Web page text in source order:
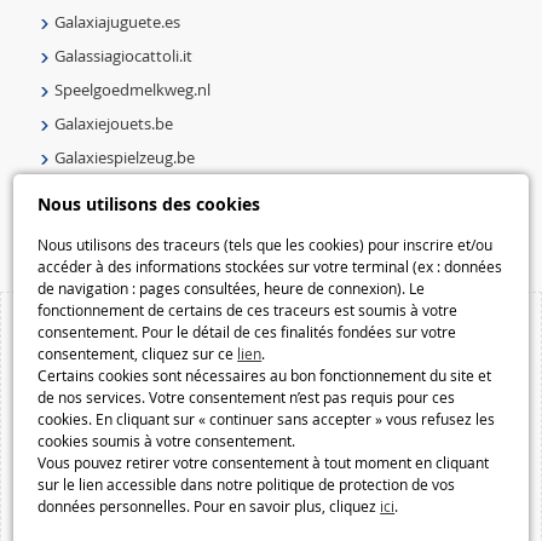
Nous utilisons des cookies
Nous utilisons des traceurs (tels que les cookies) pour inscrire et/ou
accéder à des informations stockées sur votre terminal (ex : données
de navigation : pages consultées, heure de connexion). Le
fonctionnement de certains de ces traceurs est soumis à votre
consentement. Pour le détail de ces finalités fondées sur votre
consentement, cliquez sur ce lien.
Certains cookies sont nécessaires au bon fonctionnement du site et
de nos services. Votre consentement n’est pas requis pour ces
cookies. En cliquant sur « continuer sans accepter » vous refusez les
cookies soumis à votre consentement.
Vous pouvez retirer votre consentement à tout moment en cliquant
sur le lien accessible dans notre politique de protection de vos
données personnelles. Pour en savoir plus, cliquez ici.
Galaxiajuguete.es
Galassiagiocattoli.it
Speelgoedmelkweg.nl
Galaxiejouets.be
Galaxiespielzeug.be